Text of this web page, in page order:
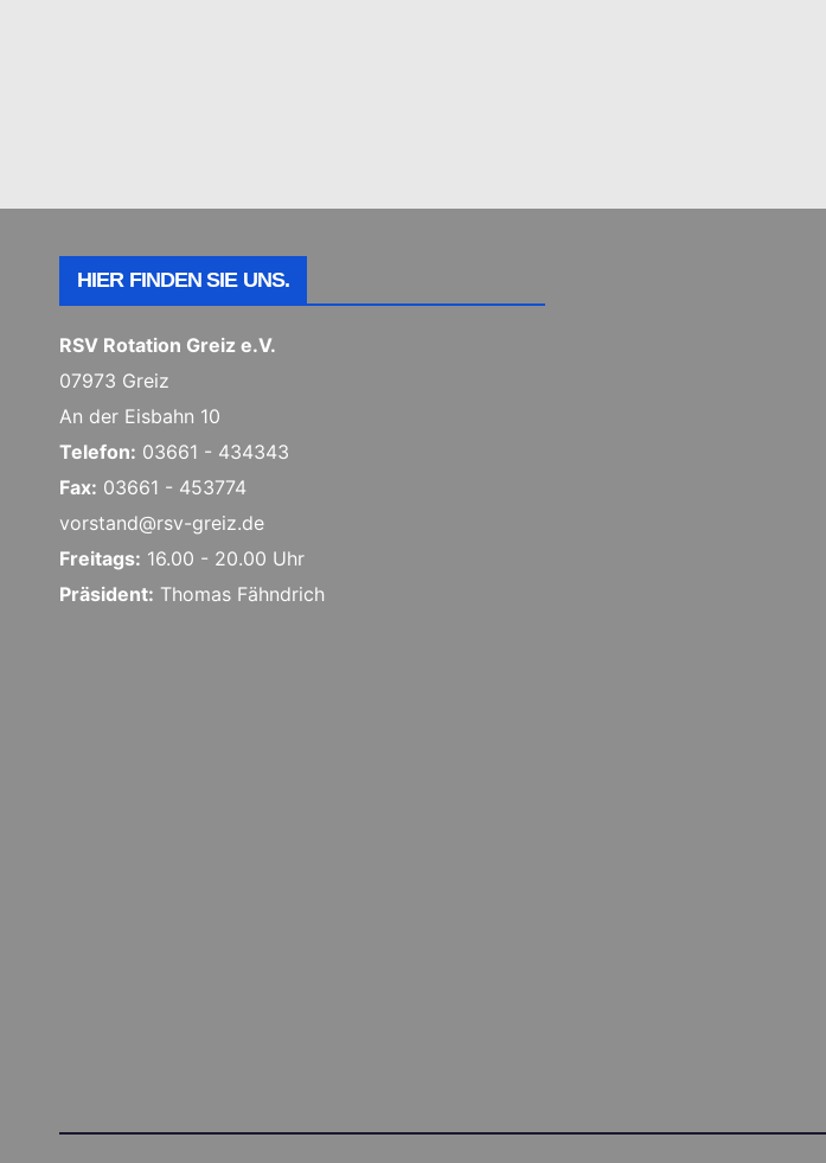
HIER FINDEN SIE UNS.
RSV Rotation Greiz e.V.
07973 Greiz
An der Eisbahn 10
Telefon: 03661 - 434343
Fax: 03661 - 453774
vorstand@rsv-greiz.de
Freitags: 16.00 - 20.00 Uhr
Präsident: Thomas Fähndrich